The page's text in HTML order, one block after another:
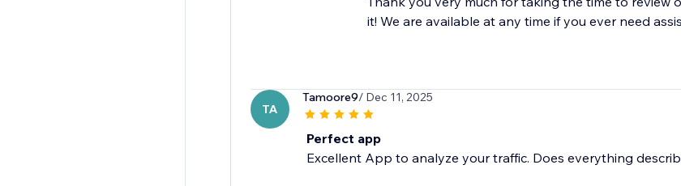
it! We are available at any time if you ever need
TA
Tamoore9/ Dec 11, 2025
Perfect app
Excellent App to analyze your traffic. Does everything